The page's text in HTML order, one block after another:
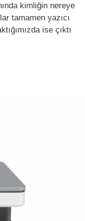
kimliğin nereye
tamamen yazıcı
ise çıktı